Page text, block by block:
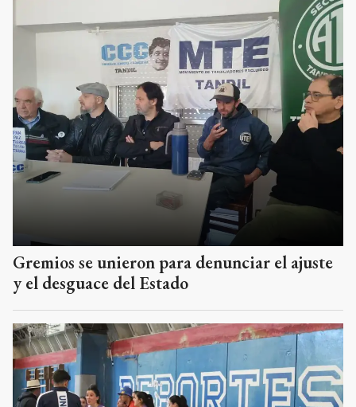
Gremios se unieron para denunciar el ajuste
y el desguace del Estado